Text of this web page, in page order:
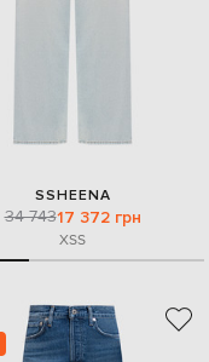
SSHEENA
34 74317 372 грн
XSS